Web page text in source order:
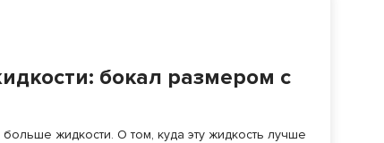
бокал размером с
жидкости. О том, куда эту жидкость лучше